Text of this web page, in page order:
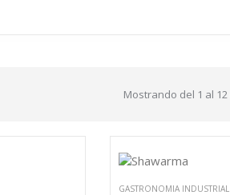
Mostrando del 1 al 12
GASTRONOMIA INDUSTRIAL